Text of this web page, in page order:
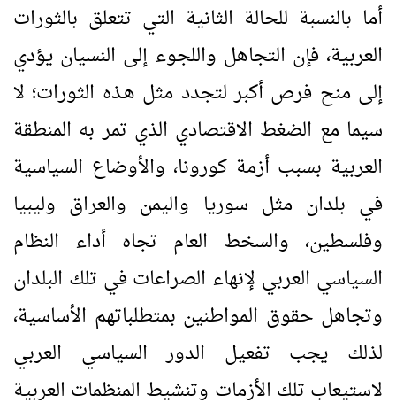
أما بالنسبة للحالة الثانية التي تتعلق بالثورات
العربية، فإن التجاهل واللجوء إلى النسيان يؤدي
إلى منح فرص أكبر لتجدد مثل هـذه الثورات؛ لا
سيما مع الضغط الاقتصادي الذي تمر به المنطقة
العربية بسبب أزمة كورونا، والأوضاع السياسية
في بلدان مثل سوريا واليمن والعراق وليبيا
وفلسطين، والسخط العام تجاه أداء النظام
السياسي العربي لإنهاء الصراعات في تلك البلدان
وتجاهل حقوق المواطنين بمتطلباتهم الأساسية،
لذلك يجب تفعيل الدور السياسي العربي
لاستيعاب تلك الأزمات وتنشيط المنظمات العربية